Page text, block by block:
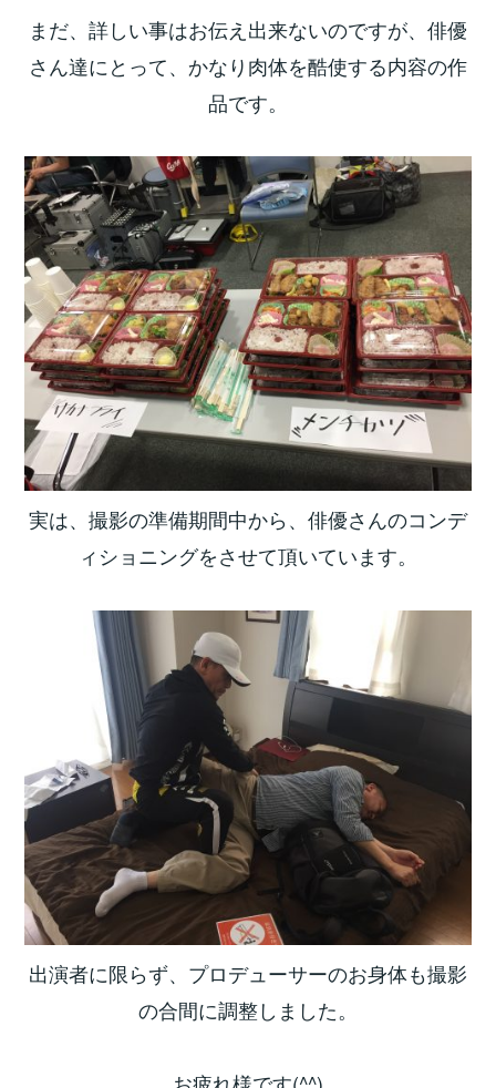
まだ、詳しい事はお伝え出来ないのですが、俳優
さん達にとって、かなり肉体を酷使する内容の作
品です。
実は、撮影の準備期間中から、俳優さんのコンデ
ィショニングをさせて頂いています。
出演者に限らず、プロデューサーのお身体も撮影
の合間に調整しました。
お疲れ様です(^^)